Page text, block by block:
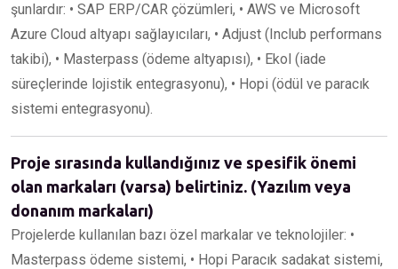
şunlardır: • SAP ERP/CAR çözümleri, • AWS ve Microsoft
Azure Cloud altyapı sağlayıcıları, • Adjust (Inclub performans
takibi), • Masterpass (ödeme altyapısı), • Ekol (iade
süreçlerinde lojistik entegrasyonu), • Hopi (ödül ve paracık
sistemi entegrasyonu).
Proje sırasında kullandığınız ve spesifik önemi
olan markaları (varsa) belirtiniz. (Yazılım veya
donanım markaları)
Projelerde kullanılan bazı özel markalar ve teknolojiler: •
Masterpass ödeme sistemi, • Hopi Paracık sadakat sistemi,